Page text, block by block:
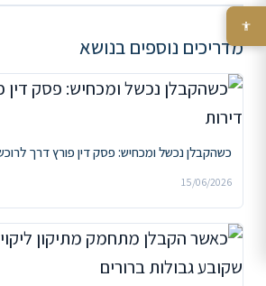
מדריכים נוספים בנושא
כשהקבלן נכשל ומכחיש: פסק דין פורץ דרך
15/06/2026